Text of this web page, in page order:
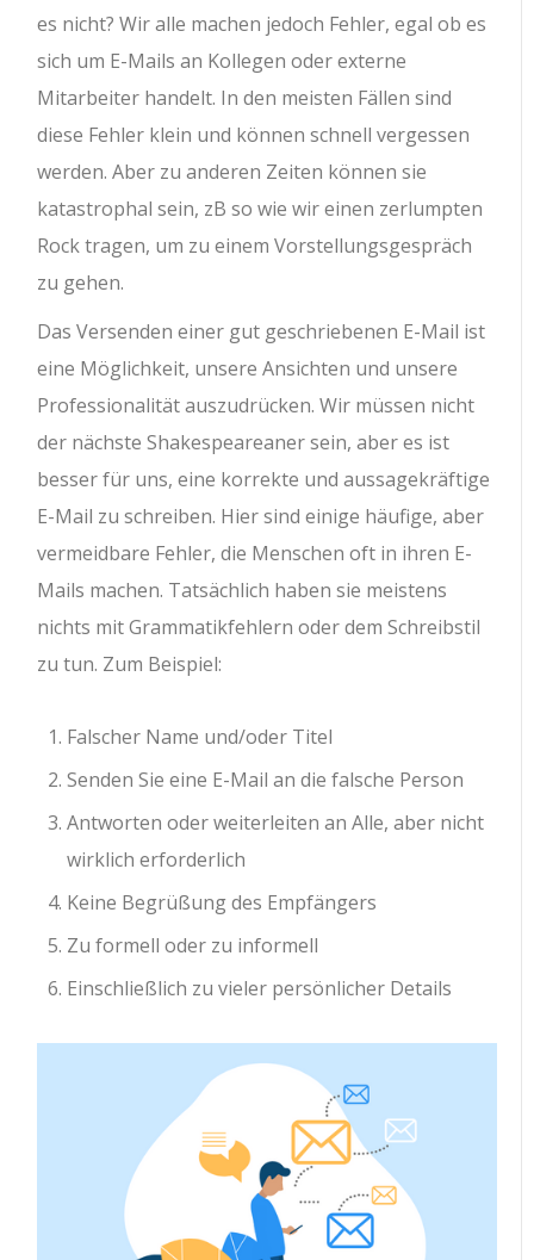
es nicht? Wir alle machen jedoch Fehler, egal ob es
sich um E-Mails an Kollegen oder externe
Mitarbeiter handelt. In den meisten Fällen sind
diese Fehler klein und können schnell vergessen
werden. Aber zu anderen Zeiten können sie
katastrophal sein, zB so wie wir einen zerlumpten
Rock tragen, um zu einem Vorstellungsgespräch
zu gehen.
Das Versenden einer gut geschriebenen E-Mail ist
eine Möglichkeit, unsere Ansichten und unsere
Professionalität auszudrücken. Wir müssen nicht
der nächste Shakespeareaner sein, aber es ist
besser für uns, eine korrekte und aussagekräftige
E-Mail zu schreiben. Hier sind einige häufige, aber
vermeidbare Fehler, die Menschen oft in ihren E-
Mails machen. Tatsächlich haben sie meistens
nichts mit Grammatikfehlern oder dem Schreibstil
zu tun. Zum Beispiel:
Falscher Name und/oder Titel
Senden Sie eine E-Mail an die falsche Person
Antworten oder weiterleiten an Alle, aber nicht
wirklich erforderlich
Keine Begrüßung des Empfängers
Zu formell oder zu informell
Einschließlich zu vieler persönlicher Details